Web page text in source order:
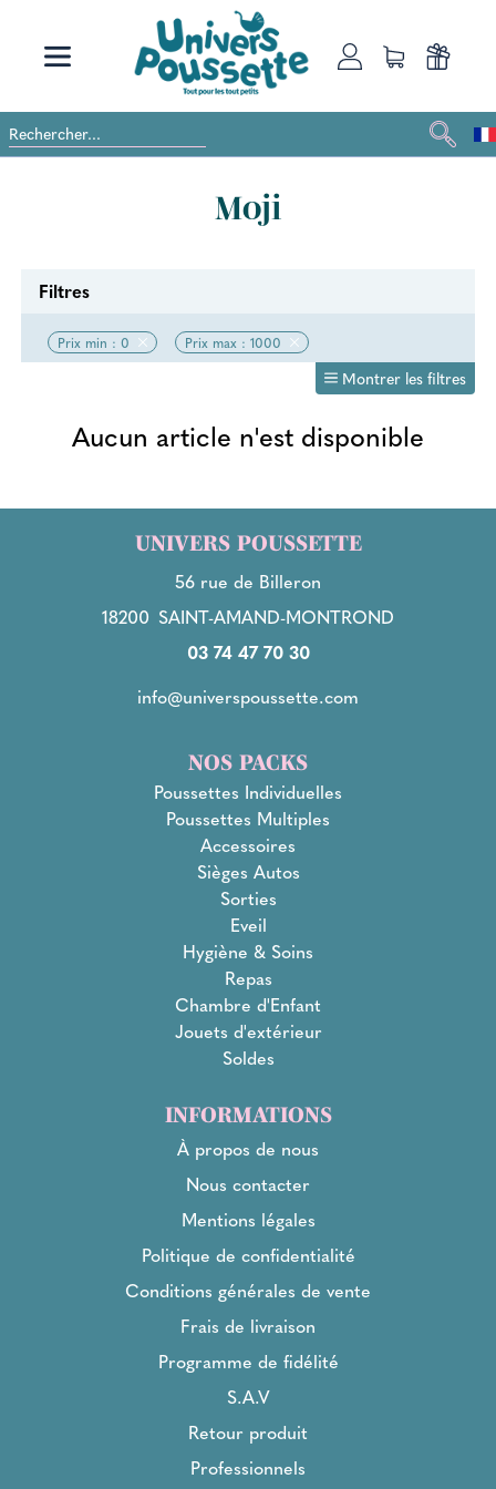
Moji
Filtres
Prix min : 0 Prix max : 1000
Montrer les filtres
Aucun article n'est disponible
UNIVERS POUSSETTE
56 rue de Billeron
18200 SAINT-AMAND-MONTROND
03 74 47 70 30
info@universpoussette.com
NOS PACKS
Poussettes Individuelles
Poussettes Multiples
Accessoires
Sièges Autos
Sorties
Eveil
Hygiène & Soins
Repas
Chambre d'Enfant
Jouets d'extérieur
Soldes
INFORMATIONS
À propos de nous
Nous contacter
Mentions légales
Politique de confidentialité
Conditions générales de vente
Frais de livraison
Programme de fidélité
S.A.V
Retour produit
Professionnels